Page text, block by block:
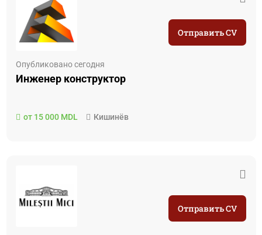
Опубликовано сегодня
Инженер конструктор
от 15 000 MDL Кишинёв
Отправить CV
Отправить CV